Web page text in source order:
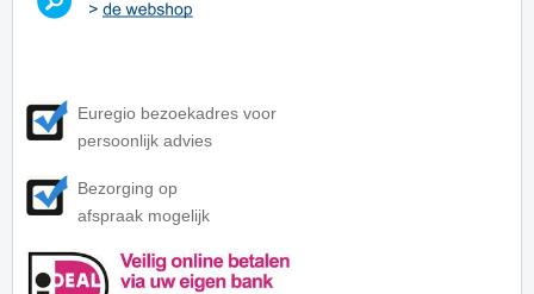
Euregio bezoekadres voor
persoonlijk advies
Bezorging op
afspraak mogelijk